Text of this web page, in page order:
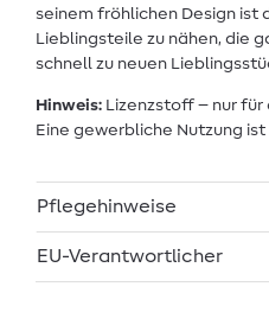
seinem fröhlichen Design ist
Lieblingsteile zu nähen, die
schnell zu neuen
Hinweis: Lizenzstoff – nur
Eine gewerbliche Nutzung
Pflegehinweise
EU-Verantwortlicher